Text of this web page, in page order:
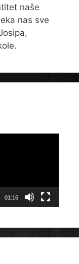
naše
nas sve
01:16